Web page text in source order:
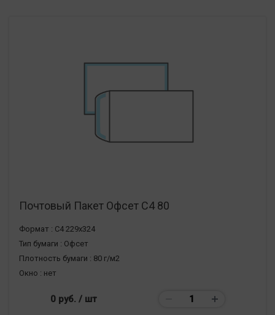
Почтовый Пакет Офсет С4 80
Формат : С4 229х324
Тип бумаги : Офсет
Плотность бумаги : 80 г/м2
Окно : нет
0 руб. / шт